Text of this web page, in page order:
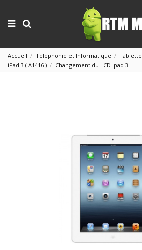
Accueil Téléphonie et Informatique Tablette
iPad 3 ( A1416 )
Changement du LCD Ipad 3